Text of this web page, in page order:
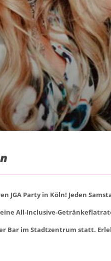
JGA Party in Köln! Jeden
All-Inclusive-
Bar im Stadtzentrum statt.